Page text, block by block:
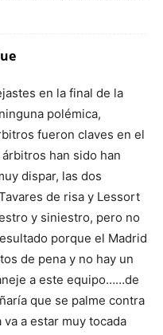
en la final de la
polémica,
fueron claves en el
han sido han
dispar, las dos
de risa y Lessort
y siniestro, pero no
porque el Madrid
de pena y no hay un
a este equipo……de
que se palme contra
a estar muy tocada